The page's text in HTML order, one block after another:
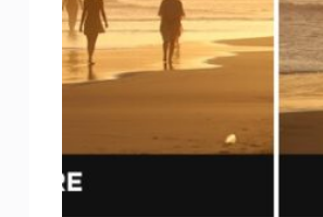
Фотоувеличитель
Повторное авторское право на изображение